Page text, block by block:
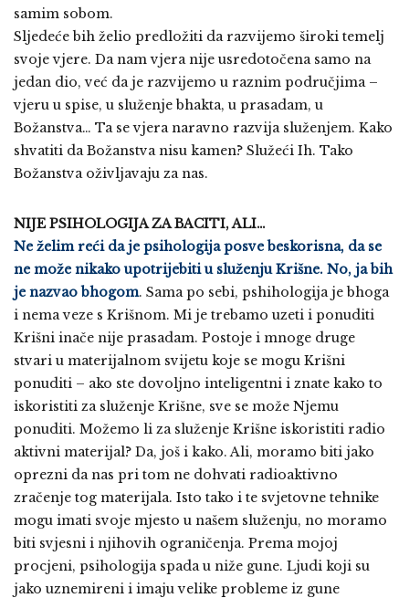
samim sobom.
Sljedeće bih želio predložiti da razvijemo široki temelj
svoje vjere. Da nam vjera nije usredotočena samo na
jedan dio, već da je razvijemo u raznim područjima –
vjeru u spise, u služenje bhakta, u prasadam, u
Božanstva… Ta se vjera naravno razvija služenjem. Kako
shvatiti da Božanstva nisu kamen? Služeći Ih. Tako
Božanstva oživljavaju za nas.
NIJE PSIHOLOGIJA ZA BACITI, ALI…
Ne želim reći da je psihologija posve beskorisna, da se
ne može nikako upotrijebiti u služenju Krišne. No, ja bih
je nazvao bhogom. Sama po sebi, pshihologija je bhoga
i nema veze s Krišnom. Mi je trebamo uzeti i ponuditi
Krišni inače nije prasadam. Postoje i mnoge druge
stvari u materijalnom svijetu koje se mogu Krišni
ponuditi – ako ste dovoljno inteligentni i znate kako to
iskoristiti za služenje Krišne, sve se može Njemu
ponuditi. Možemo li za služenje Krišne iskoristiti radio
aktivni materijal? Da, još i kako. Ali, moramo biti jako
oprezni da nas pri tom ne dohvati radioaktivno
zračenje tog materijala. Isto tako i te svjetovne tehnike
mogu imati svoje mjesto u našem služenju, no moramo
biti svjesni i njihovih ograničenja. Prema mojoj
procjeni, psihologija spada u niže gune. Ljudi koji su
jako uznemireni i imaju velike probleme iz gune